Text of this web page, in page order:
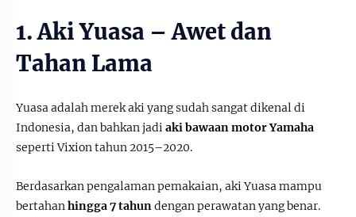
1. Aki Yuasa – Awet dan
Tahan Lama
Yuasa adalah merek aki yang sudah sangat dikenal di
Indonesia, dan bahkan jadiaki bawaan motor Yamaha
seperti Vixion tahun 2015–2020.
Berdasarkan pengalaman pemakaian, aki Yuasa mampu
bertahan hingga 7 tahun dengan perawatan yang benar.